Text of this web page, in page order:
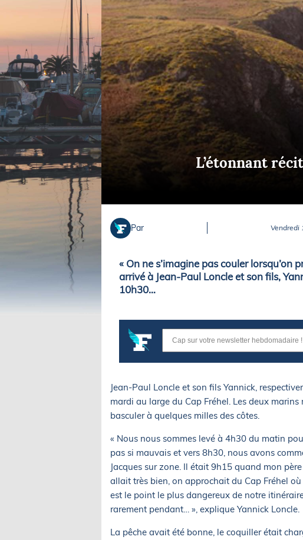
Equipements
Salons
Economie
Yachting
LOISIRS
Pêche en
Plongée
Glisse
L’étonnant
Par Vendredi
« On ne s’imagine pas couler lorsqu’on
arrivé à Jean-Paul Loncle et son fils,
10h30…
Jean-Paul Loncle et son fils Yannick,
mardi au large du Cap Fréhel. Les deux
basculer à quelques milles des côtes.
« Nous nous sommes levé à 4h30 du matin
pas si mauvais et vers 8h30, nous avons
Jacques sur zone. Il était 9h15 quand mon
allait très bien, on approchait du Cap Fréhel
est le point le plus dangereux de notre
rarement pendant… », explique Yannick Loncle.
La pêche avait été bonne, le coquiller était